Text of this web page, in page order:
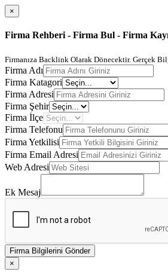
×
Firma Rehberi - Firma Bul - Firma
Firmanıza Backlink Olarak Dönecektir. Gerçek
Firma Adı
Firma Katagori
Firma Adresi
Firma Şehir
Firma İlçe
Firma Telefonu
Firma Yetkilisi
Firma Email Adresi
Web Adresi
Ek Mesaj
Firma Bilgilerini Gönder
×